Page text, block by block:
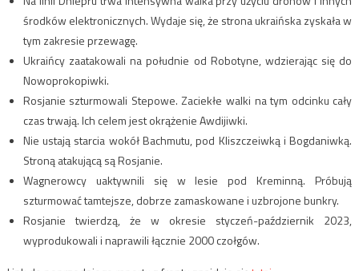
środków elektronicznych. Wydaje się, że strona ukraińska zyskała w
tym zakresie przewagę.
Ukraińcy zaatakowali na południe od Robotyne, wdzierając się do
Nowoprokopiwki.
Rosjanie szturmowali Stepowe. Zaciekłe walki na tym odcinku cały
czas trwają. Ich celem jest okrążenie Awdijiwki.
Nie ustają starcia wokół Bachmutu, pod Kliszczeiwką i Bogdaniwką.
Stroną atakującą są Rosjanie.
Wagnerowcy uaktywnili się w lesie pod Kreminną. Próbują
szturmować tamtejsze, dobrze zamaskowane i uzbrojone bunkry.
Rosjanie twierdzą, że w okresie styczeń-październik 2023,
wyprodukowali i naprawili łącznie 2000 czołgów.